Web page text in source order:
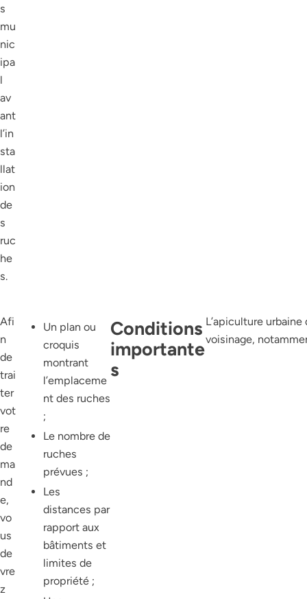
s
mu
nic
ipa
l
av
ant
l’in
sta
llat
ion
de
s
ruc
he
s.
Afi
n
de
trai
ter
vot
re
de
ma
nd
e,
vo
us
de
vre
z
Un plan ou
croquis
montrant
l’emplaceme
nt des ruches
;
Le nombre de
ruches
prévues ;
Les
distances par
rapport aux
bâtiments et
limites de
propriété ;
Conditions
importante
s
L’apiculture
voisinage,